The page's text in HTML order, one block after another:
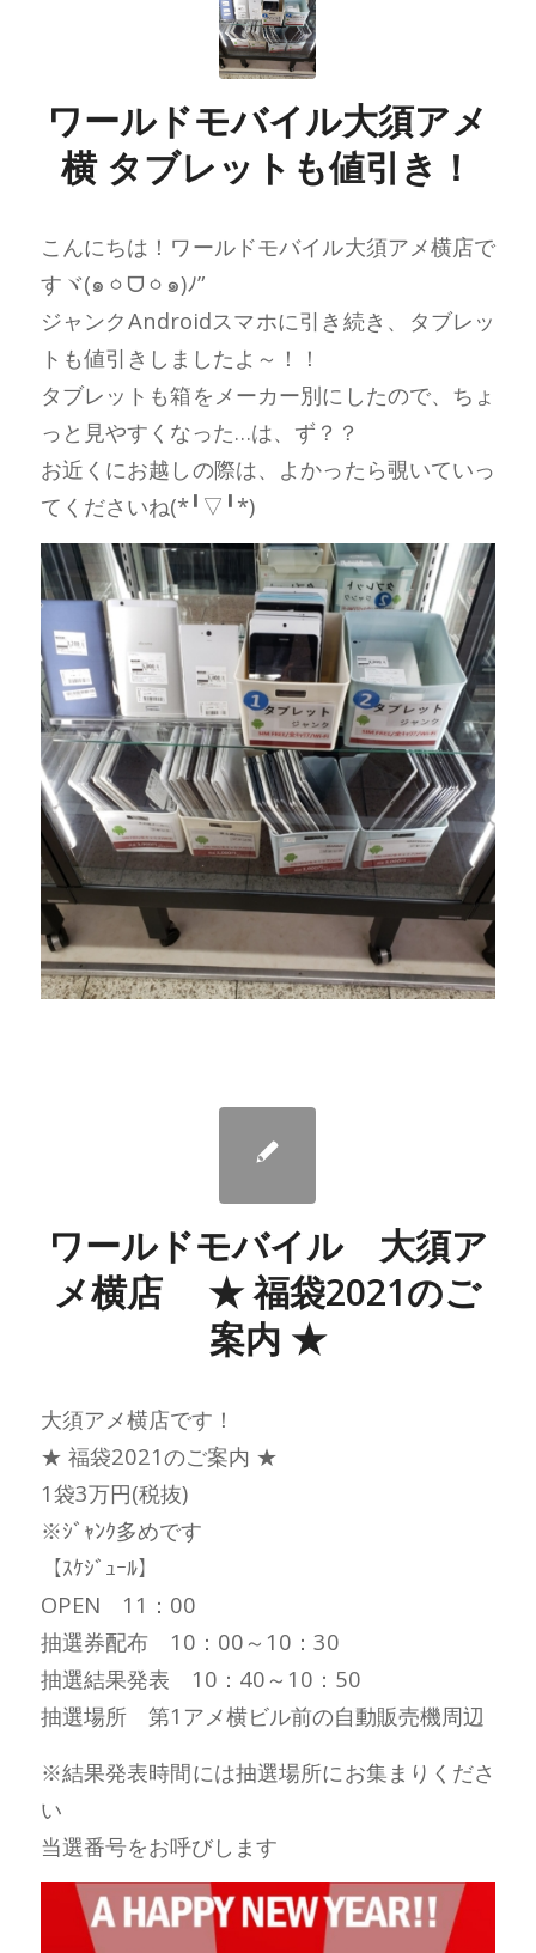
ワールドモバイル大須アメ
横 タブレットも値引き！
こんにちは！ワールドモバイル大須アメ横店で
すヾ(๑ㆁᗜㆁ๑)ﾉ”
ジャンクAndroidスマホに引き続き、タブレッ
トも値引きしましたよ～！！
タブレットも箱をメーカー別にしたので、ちょ
っと見やすくなった…は、ず？？
お近くにお越しの際は、よかったら覗いていっ
てくださいね(*╹▽╹*)
ワールドモバイル 大須ア
メ横店 ★ 福袋2021のご
案内 ★
大須アメ横店です！
★ 福袋2021のご案内 ★
1袋3万円(税抜)
※ｼﾞｬﾝｸ多めです
【ｽｹｼﾞｭｰﾙ】
OPEN 11：00
抽選券配布 10：00～10：30
抽選結果発表 10：40～10：50
抽選場所 第1アメ横ビル前の自動販売機周辺
※結果発表時間には抽選場所にお集まりくださ
い
当選番号をお呼びします